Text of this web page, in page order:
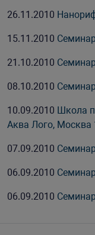
26.11.2010
15.11.2010
21.10.2010
08.10.2010
10.09.2010 Школа
Аква Лого, Москва
07.09.2010
06.09.2010
06.09.2010